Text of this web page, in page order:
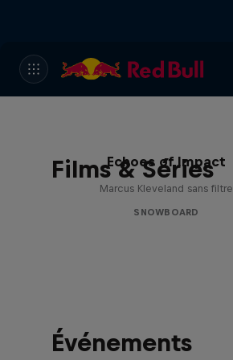
Films & Séries
Echoes of Impact
Marcus Kleveland sans filtre
SNOWBOARD
Événements